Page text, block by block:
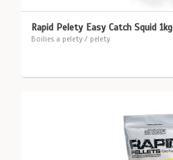
Rapid Pelety Easy Catch Squid 1kg
Boilies a pelety / pelety